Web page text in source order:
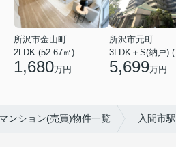
所沢市金山町
2LDK (52.67㎡)
1,680万円
所沢市元町
5,699万円
ンション(売買)物件一覧 入間市駅